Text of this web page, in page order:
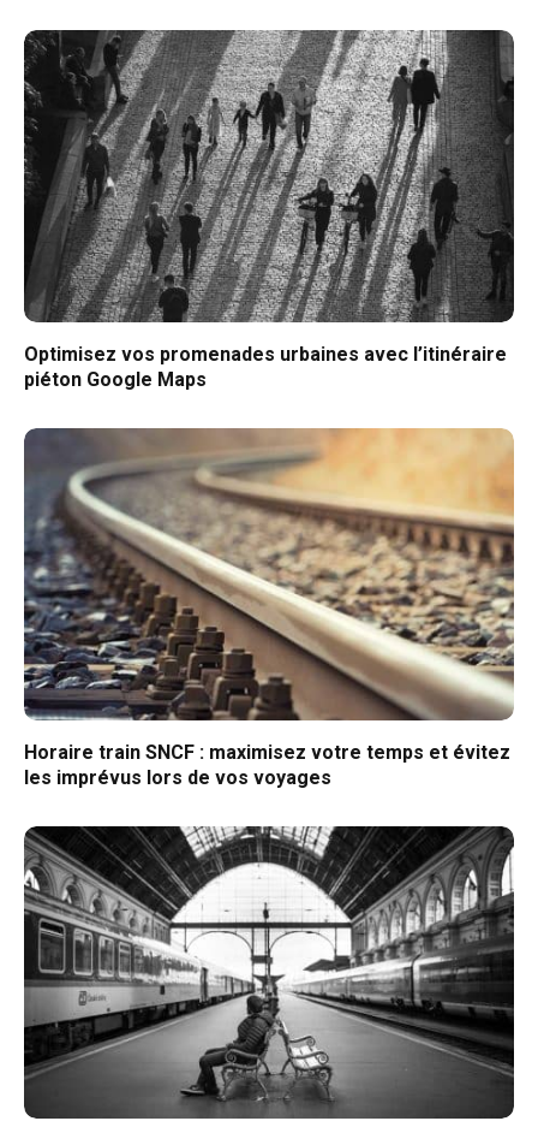
Optimisez vos promenades urbaines avec l’itinéraire
piéton Google Maps
Horaire train SNCF : maximisez votre temps et évitez
les imprévus lors de vos voyages